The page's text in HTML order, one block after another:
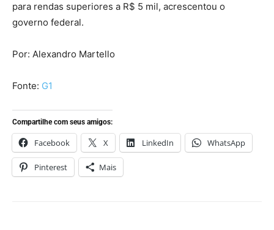
para rendas superiores a R$ 5 mil, acrescentou o
governo federal.
Por: Alexandro Martello
Fonte: G1
Compartilhe com seus amigos:
Facebook X LinkedIn WhatsApp
Pinterest Mais